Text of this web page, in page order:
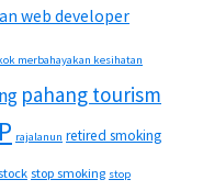
web developer
merbahayakan kesihatan
pahang tourism
rajalanun retired smoking
stop smoking stop